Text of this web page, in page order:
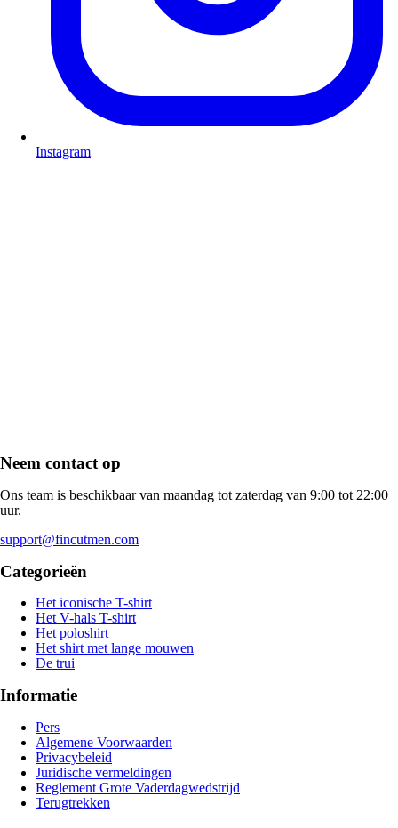
Instagram
Neem contact op
Ons team is beschikbaar van maandag tot zaterdag van 9:00 tot 22:00
uur.
support@fincutmen.com
Categorieën
Het iconische T-shirt
Het V-hals T-shirt
Het poloshirt
Het shirt met lange mouwen
De trui
Informatie
Pers
Algemene Voorwaarden
Privacybeleid
Juridische vermeldingen
Reglement Grote Vaderdagwedstrijd
Terugtrekken